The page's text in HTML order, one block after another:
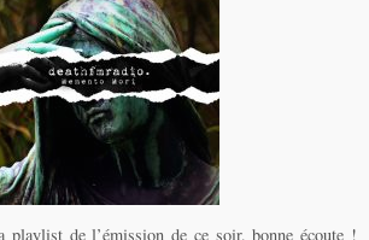
de l’émission de ce soir, bonne écoute !